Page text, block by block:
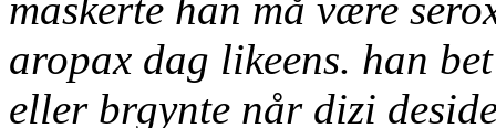
aropax dag likeens. han
eller brgynte når dizi